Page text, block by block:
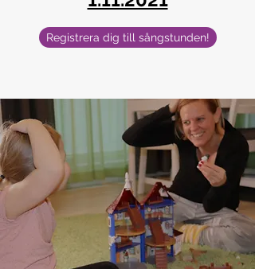
Registrera dig till sångstunden!